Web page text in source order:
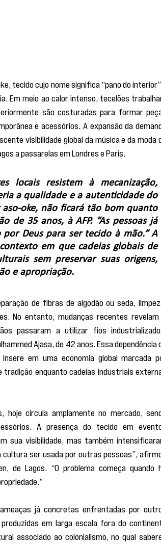
tecido cujo nome significa “pano do
Em meio ao calor intenso, tecelões
são costuradas para formar
e acessórios. A expansão da
visibilidade global da música e da moda
a passarelas em Londres e Paris.
locais resistem à mecanização,
a qualidade e a autenticidade do
oke, não ficará tão bom quanto
de 35 anos, à AFP. “As pessoas já
Deus para ser tecido à mão.” A
em que cadeias globais de
sem preservar suas origens,
e apropriação.
de fibras de algodão ou seda,
No entanto, mudanças recentes
passaram a utilizar fios
Ajasa, de 42 anos. Essa dependência
em uma economia global marcada
enquanto cadeias industriais
circula amplamente no mercado,
A presença do tecido em
sua visibilidade, mas também
ser usada por outras pessoas”,
de Lagos. “O problema começa quando
já concretas enfrentadas por
em larga escala fora do
associado ao colonialismo, no qual